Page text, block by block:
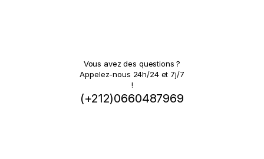
Vous avez des questions ?
Appelez-nous 24h/24 et 7j/7
!
(+212)0660487969